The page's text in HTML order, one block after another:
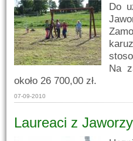
Do
Na
około 26 700,00 zł.
07-09-2010
Laureaci z